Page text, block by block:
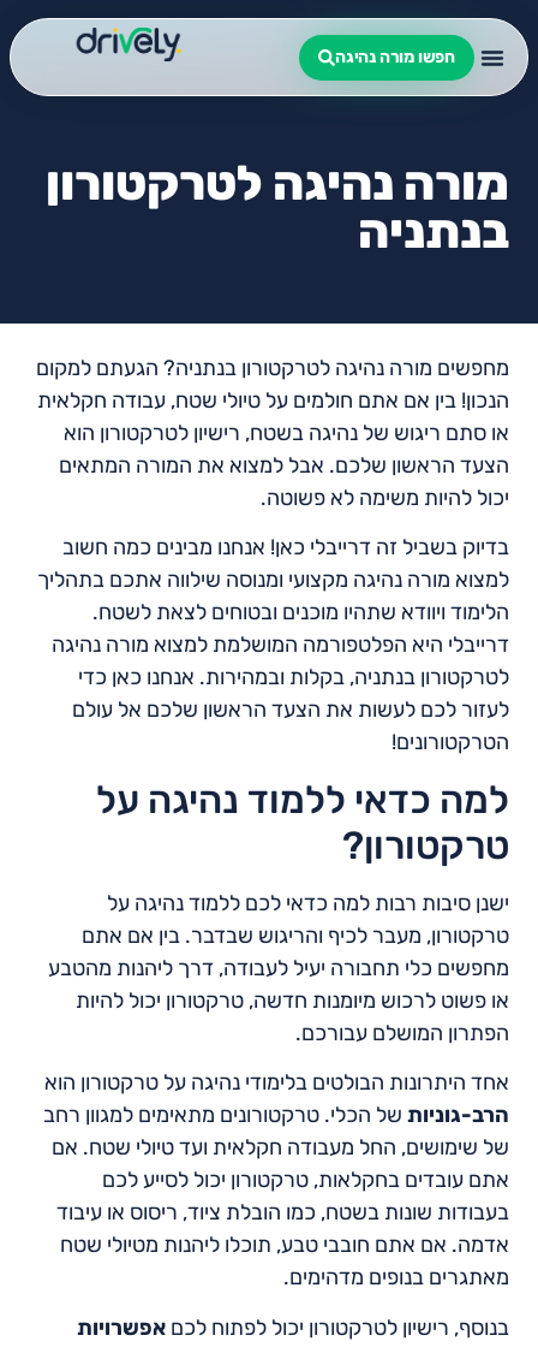
חפשו מורה נהיגה
מורה נהיגה לטרקטורון
בנתניה
מחפשים מורה נהיגה לטרקטורון בנתניה? הגעתם למקום
הנכון! בין אם אתם חולמים על טיולי שטח, עבודה חקלאית
או סתם ריגוש של נהיגה בשטח, רישיון לטרקטורון הוא
הצעד הראשון שלכם. אבל למצוא את המורה המתאים
יכול להיות משימה לא פשוטה.
בדיוק בשביל זה דרייבלי כאן! אנחנו מבינים כמה חשוב
למצוא מורה נהיגה מקצועי ומנוסה שילווה אתכם בתהליך
הלימוד ויוודא שתהיו מוכנים ובטוחים לצאת לשטח.
דרייבלי היא הפלטפורמה המושלמת למצוא מורה נהיגה
לטרקטורון בנתניה, בקלות ובמהירות. אנחנו כאן כדי
לעזור לכם לעשות את הצעד הראשון שלכם אל עולם
הטרקטורונים!
למה כדאי ללמוד נהיגה על
טרקטורון?
ישנן סיבות רבות למה כדאי לכם ללמוד נהיגה על
טרקטורון, מעבר לכיף והריגוש שבדבר. בין אם אתם
מחפשים כלי תחבורה יעיל לעבודה, דרך ליהנות מהטבע
או פשוט לרכוש מיומנות חדשה, טרקטורון יכול להיות
הפתרון המושלם עבורכם.
אחד היתרונות הבולטים בלימודי נהיגה על טרקטורון הוא
הרב-גוניות של הכלי. טרקטורונים מתאימים למגוון רחב
של שימושים, החל מעבודה חקלאית ועד טיולי שטח. אם
אתם עובדים בחקלאות, טרקטורון יכול לסייע לכם
בעבודות שונות בשטח, כמו הובלת ציוד, ריסוס או עיבוד
אדמה. אם אתם חובבי טבע, תוכלו ליהנות מטיולי שטח
מאתגרים בנופים מדהימים.
בנוסף, רישיון לטרקטורון יכול לפתוח לכם אפשרויות